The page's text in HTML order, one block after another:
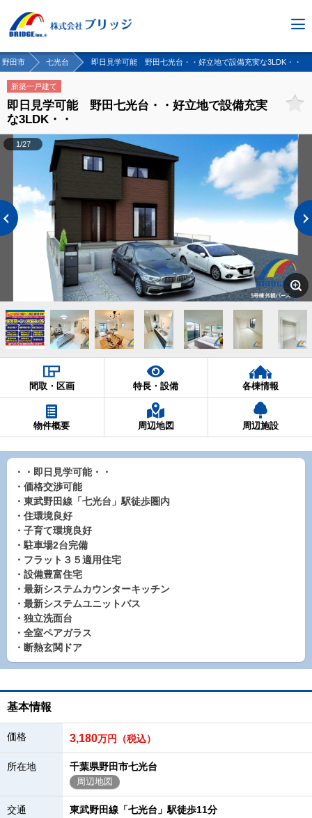
野田市 七光台 即日見学可能 野田七光台・・好立地で設備充実な3LDK・・
新築一戸建て
即日見学可能 野田七光台・・好立地で設備充実
な3LDK・・
1/27
間取・区画 特長・設備 各棟情報
物件概要 周辺地図 周辺施設
・・即日見学可能・・
・価格交渉可能
・東武野田線「七光台」駅徒歩圏内
・住環境良好
・子育て環境良好
・駐車場2台完備
・フラット３５適用住宅
・設備豊富住宅
・最新システムカウンターキッチン
・最新システムユニットバス
・独立洗面台
・全室ペアガラス
・断熱玄関ドア
基本情報
価格 3,180万円（税込）
所在地 千葉県野田市七光台
周辺地図
交通
東武野田線「七光台」駅徒歩11分